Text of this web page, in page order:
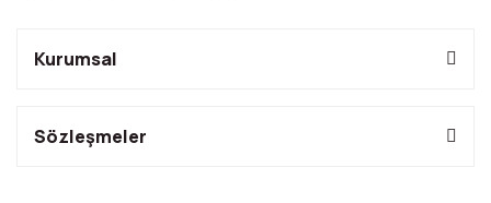
Kurumsal
Sözleşmeler